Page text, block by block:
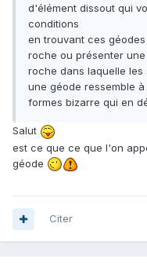
d'élément dissout qui
conditions
en trouvant ces
roche ou présenter
roche dans laquelle les
une géode ressemble
formes bizarre qui en
Salut
est ce que ce que l'on
géode
Citer